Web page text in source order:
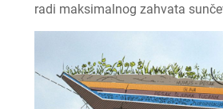
radi maksimalnog zahvata